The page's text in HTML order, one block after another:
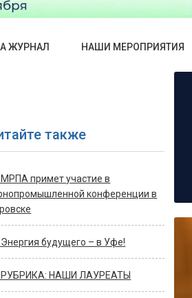
ЖУРНАЛ НАШИ МЕРОПРИЯТИЯ
также
МРПА примет участие в
конференции в
Энергия будущего – в Уфе!
РУБРИКА: НАШИ ЛАУРЕАТЫ